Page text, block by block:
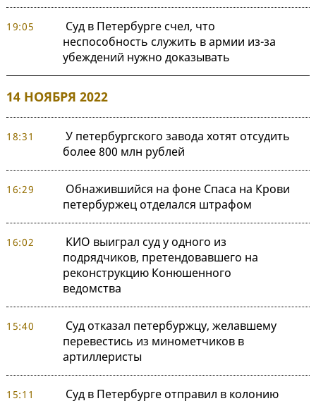
19:05
Суд в Петербурге счел, что
неспособность служить в армии из-за
убеждений нужно доказывать
14 НОЯБРЯ 2022
18:31
У петербургского завода хотят отсудить
более 800 млн рублей
16:29
Обнажившийся на фоне Спаса на Крови
петербуржец отделался штрафом
16:02
КИО выиграл суд у одного из
подрядчиков, претендовавшего на
реконструкцию Конюшенного
ведомства
15:40
Суд отказал петербуржцу, желавшему
перевестись из минометчиков в
артиллеристы
15:11
Суд в Петербурге отправил в колонию